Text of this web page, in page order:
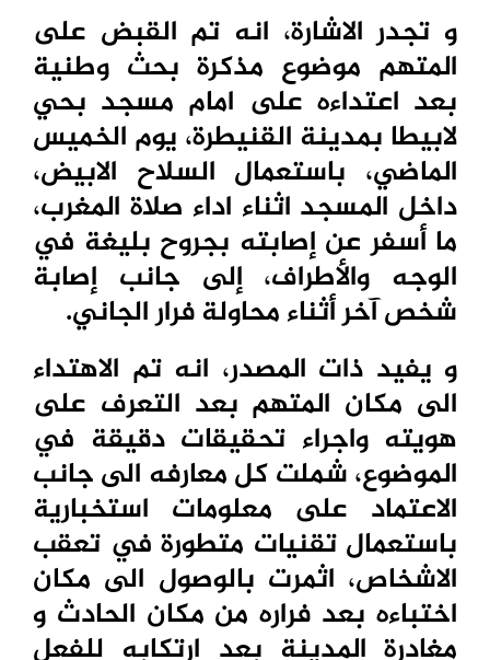
و تجدر الاشارة، انه تم القبض على
المتهم موضوع مذكرة بحث وطنية
بعد اعتداءه على امام مسجد بحي
لابيطا بمدينة القنيطرة، يوم الخميس
الماضي، باستعمال السلاح الابيض،
داخل المسجد اثناء اداء صلاة المغرب،
ما أسفر عن إصابته بجروح بليغة في
الوجه والأطراف، إلى جانب إصابة
شخص آخر أثناء محاولة فرار الجاني.
و يفيد ذات المصدر، انه تم الاهتداء
الى مكان المتهم بعد التعرف على
هويته واجراء تحقيقات دقيقة في
الموضوع، شملت كل معارفه الى جانب
الاعتماد على معلومات استخبارية
باستعمال تقنيات متطورة في تعقب
الاشخاص، اثمرت بالوصول الى مكان
اختباءه بعد فراره من مكان الحادث و
مغادرة المدينة بعد ارتكابه للفعل